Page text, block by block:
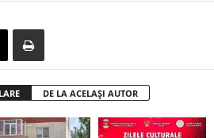
DE LA ACELAȘI AUTOR